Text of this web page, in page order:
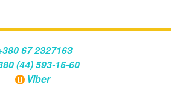
67 2327163
(44) 593-16-60
Viber